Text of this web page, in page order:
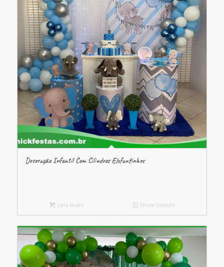
Decoração Infantil Com Cilindros Elefantinhos
Leia mais Show Details